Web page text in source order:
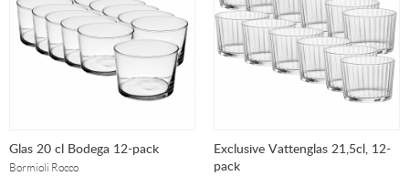
Glas 20 cl Bodega 12-pack
Bormioli Rocco
Exclusive Vattenglas 21,5cl, 12-
pack